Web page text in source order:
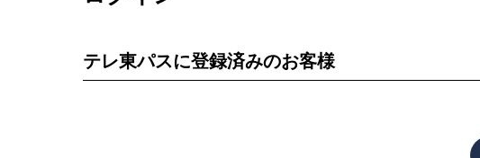
テレ東パスに登録済みのお客様